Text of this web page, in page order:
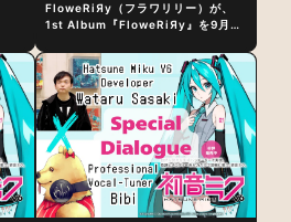
FloweRiЯy（フラワリリー）が、
1st Album『FloweRiЯy』を9月23